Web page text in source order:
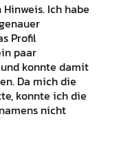
Ich habe
Profil
paar
konnte damit
Da mich die
konnte ich die
nicht